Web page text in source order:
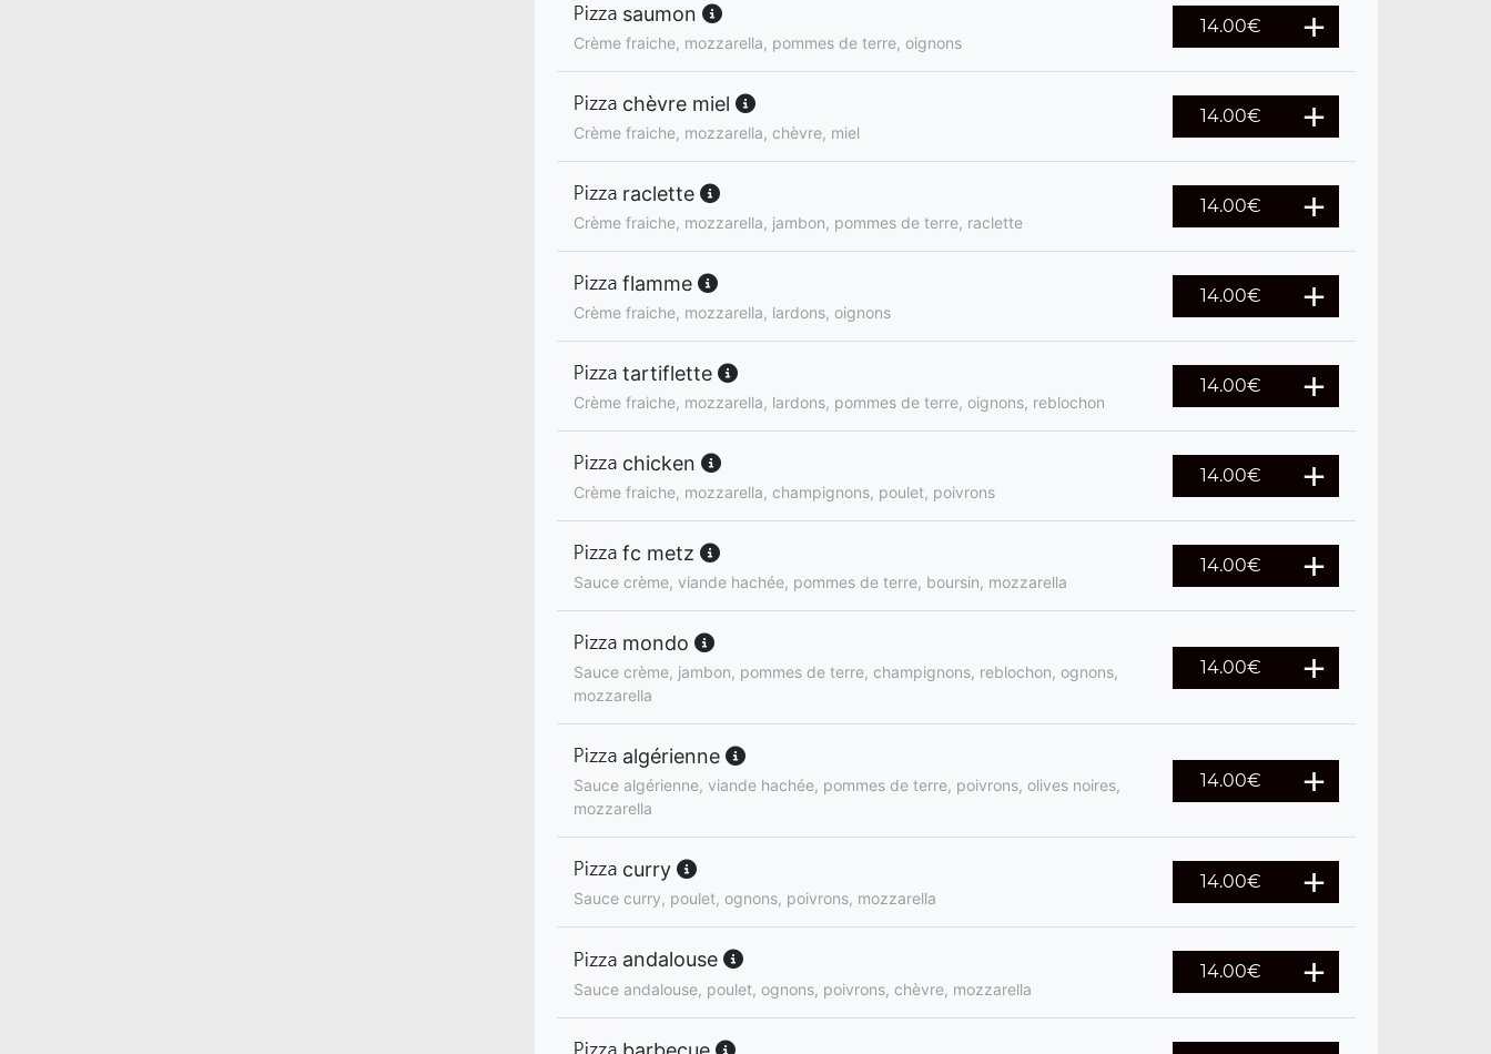
saumon
Crème fraiche, mozzarella, pommes de terre, oignons
14.00€
chèvre miel
Crème fraiche, mozzarella, chèvre, miel
14.00€
raclette
Crème fraiche, mozzarella, jambon, pommes de terre, raclette
14.00€
flamme
Crème fraiche, mozzarella, lardons, oignons
14.00€
tartiflette
Crème fraiche, mozzarella, lardons, pommes de terre, oignons, reblochon
14.00€
chicken
Crème fraiche, mozzarella, champignons, poulet, poivrons
14.00€
fc metz
Sauce crème, viande hachée, pommes de terre, boursin, mozzarella
14.00€
mondo
Sauce crème, jambon, pommes de terre, champignons, reblochon, ognons,
mozzarella
14.00€
algérienne
Sauce algérienne, viande hachée, pommes de terre, poivrons, olives noires,
mozzarella
14.00€
curry
Sauce curry, poulet, ognons, poivrons, mozzarella
14.00€
andalouse
Sauce andalouse, poulet, ognons, poivrons, chèvre, mozzarella
14.00€